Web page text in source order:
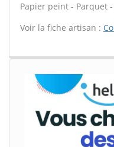
Papier peint - Parquet
Voir la fiche artisan :